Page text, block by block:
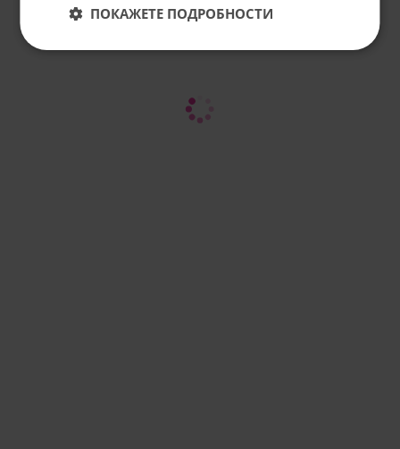
ПОКАЖЕТЕ ПОДРОБНОСТИ